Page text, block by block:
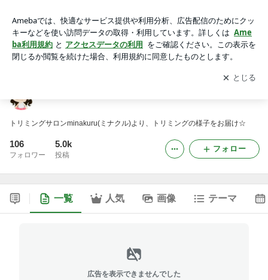
アプリをダウンロードして ブログの更新通知
を受け取りまし
ょう。
開く
トリミングサロンminakuru(ミナクル)より、トリミングの様子をお届け☆
106
フォロワー
5.0k
投稿
フォロー
一覧 人気 画像 テーマ
広告を表示できませんでした